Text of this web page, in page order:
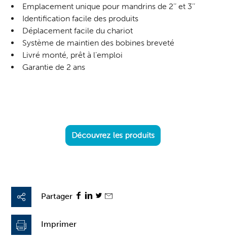
Partager
Imprimer
Emplacement unique pour mandrins de 2’’ et 3’’
Identification facile des produits
Déplacement facile du chariot
Système de maintien des bobines breveté
Livré monté, prêt à l’emploi
Garantie de 2 ans